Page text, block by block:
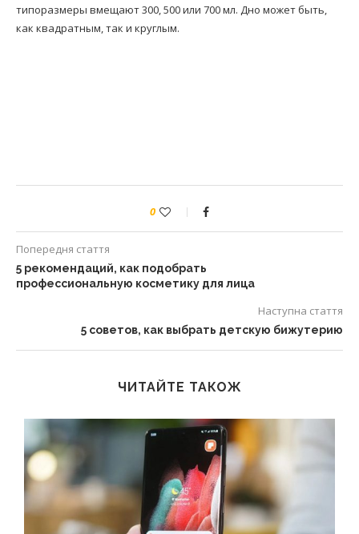
типоразмеры вмещают 300, 500 или 700 мл. Дно может быть,
как квадратным, так и круглым.
0
Попередня стаття
5 рекомендаций, как подобрать
профессиональную косметику для лица
Наступна стаття
5 советов, как выбрать детскую бижутерию
ЧИТАЙТЕ ТАКОЖ